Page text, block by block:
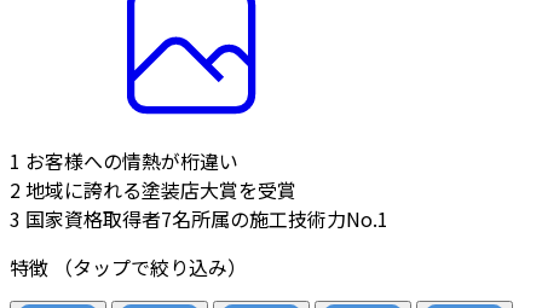
1 お客様への情熱が桁違い
2地域に誇れる塗装店大賞を受賞
3 国家資格取得者7名所属の施工技術力No.1
特徴
（タップで絞り込み）